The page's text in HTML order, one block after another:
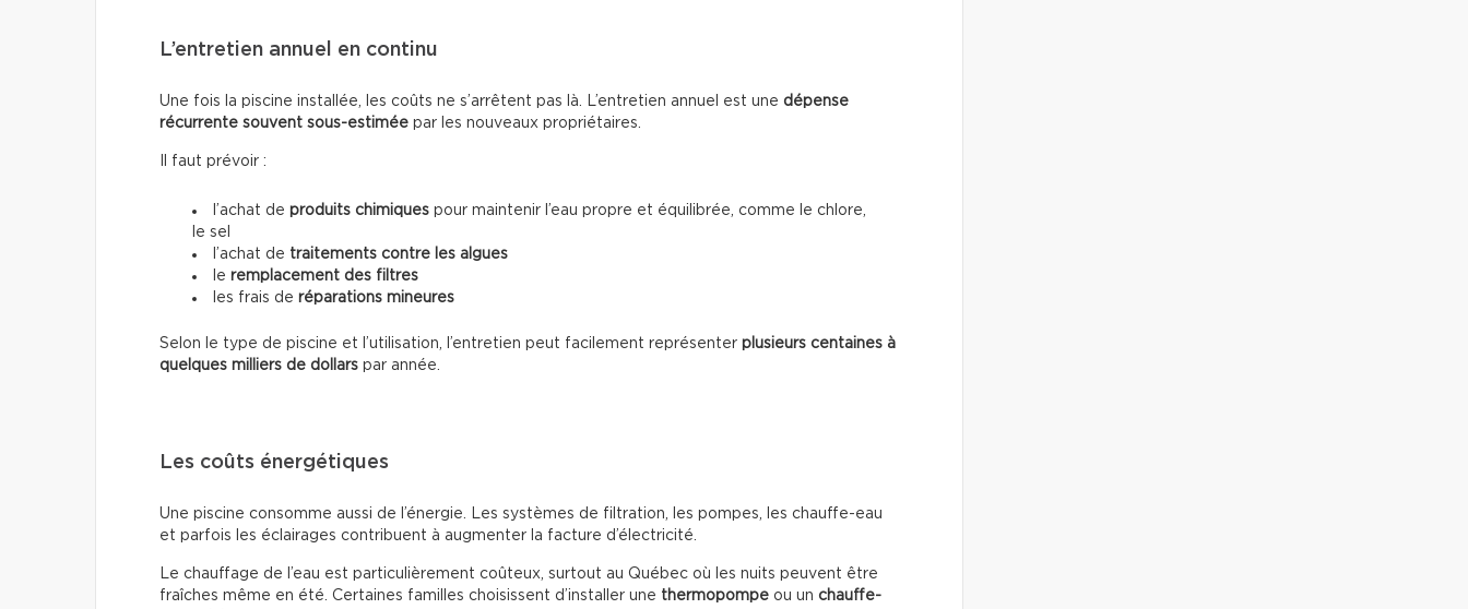
L’entretien annuel en continu
Une fois la piscine installée, les coûts ne s’arrêtent pas là. L’entretien annuel est une dépense
récurrente souvent sous-estimée par les nouveaux propriétaires.
Il faut prévoir :
l’achat de produits chimiques pour maintenir l’eau propre et équilibrée, comme le chlore,
le sel
l’achat de traitements contre les algues
le remplacement des filtres
les frais de réparations mineures
Selon le type de piscine et l’utilisation, l’entretien peut facilement représenter plusieurs centaines à
quelques milliers de dollars par année.
Les coûts énergétiques
Une piscine consomme aussi de l’énergie. Les systèmes de filtration, les pompes, les chauffe-eau
et parfois les éclairages contribuent à augmenter la facture d’électricité.
Le chauffage de l’eau est particulièrement coûteux, surtout au Québec où les nuits peuvent être
fraîches même en été. Certaines familles choisissent d’installer une thermopompe ou un chauffe-